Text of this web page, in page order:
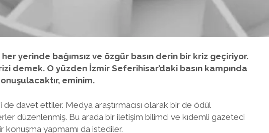
yerinde bağımsız ve özgür basın derin bir kriz geçiriyor.
demek. O yüzden İzmir Seferihisar’daki basın kampında
eminim.
de davet ettiler. Medya araştırmacısı olarak bir de ödül
düzenlenmiş. Bu arada bir iletişim bilimci ve kıdemli gazeteci
konuşma yapmamı da istediler.